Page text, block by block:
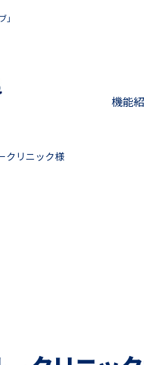
機能
クリニック様